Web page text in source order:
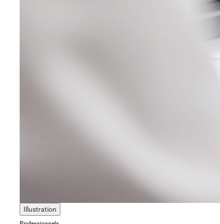
Illustration